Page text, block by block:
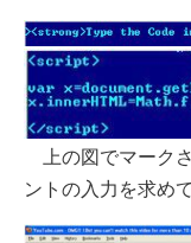
上の図でマーク
ントの入力を求め